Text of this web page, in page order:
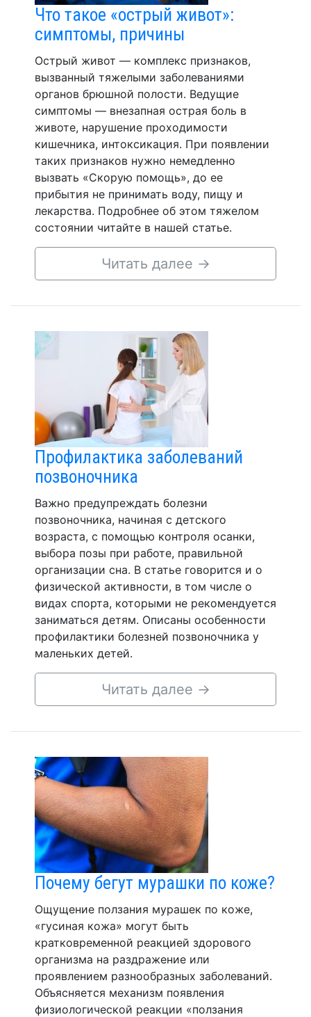
Что такое «острый живот»:
симптомы, причины
Острый живот — комплекс признаков,
вызванный тяжелыми заболеваниями
органов брюшной полости. Ведущие
симптомы — внезапная острая боль в
животе, нарушение проходимости
кишечника, интоксикация. При появлении
таких признаков нужно немедленно
вызвать «Скорую помощь», до ее
прибытия не принимать воду, пищу и
лекарства. Подробнее об этом тяжелом
состоянии читайте в нашей статье.
Читать далее →
Профилактика заболеваний
позвоночника
Важно предупреждать болезни
позвоночника, начиная с детского
возраста, с помощью контроля осанки,
выбора позы при работе, правильной
организации сна. В статье говорится и о
физической активности, в том числе о
видах спорта, которыми не рекомендуется
заниматься детям. Описаны особенности
профилактики болезней позвоночника у
маленьких детей.
Читать далее →
Почему бегут мурашки по коже?
Ощущение ползания мурашек по коже,
«гусиная кожа» могут быть
кратковременной реакцией здорового
организма на раздражение или
проявлением разнообразных заболеваний.
Объясняется механизм появления
физиологической реакции «ползания